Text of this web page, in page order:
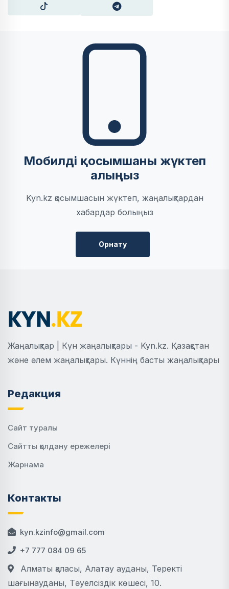
Мобилді қосымшаны жүктеп
алыңыз
Kyn.kz қосымшасын жүктеп, жаңалықтардан
хабардар болыңыз
Орнату
Жаңалықтар | Күн жаңалықтары - Kyn.kz. Қазақстан
және әлем жаңалықтары. Күннің басты жаңалықтары
Редакция
Сайт туралы
Сайтты қолдану ережелері
Жарнама
Контакты
kyn.kzinfo@gmail.com
+7 777 084 09 65
Алматы қаласы, Алатау ауданы, Теректі
шағынауданы, Тәуелсіздік көшесі, 10.